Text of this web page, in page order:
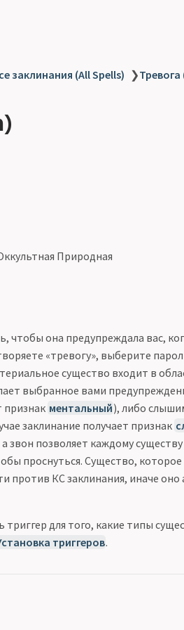
заклинания (All Spells) ❯Тревога
Природная
чтобы она предупреждала вас,
«тревогу», выберите
существо входит в
выбранное вами
признак ментальный), либо
заклинание получает признак
звон позволяет каждому
проснуться. Существо,
против КС заклинания, иначе оно
триггер для того, какие типы
триггеров.